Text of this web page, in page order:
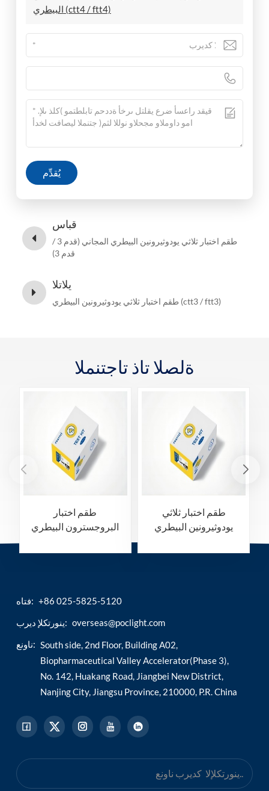
البيطري (ctt4 / ftt4)
يُقدِّم
قباس
طقم اختبار ثلاثي يودوثيرونين البيطري المجاني (قدم 3 /
قدم 3)
يلاتلا
طقم اختبار ثلاثي يودوثيرونين البيطري (ctt3 / ftt3)
ةلصلا تاذ تاجتنملا
طقم اختبار
البروجسترون البيطري
طقم اختبار ثلاثي
يودوثيرونين البيطري
فتاه: +86 025-5825-5120
ينورتكلإ ديرب: overseas@poclight.com
ناونع: South side, 2nd Floor, Building A02,
Biopharmaceutical Valley Accelerator(Phase 3),
No. 142, Huakang Road, Jiangbei New District,
Nanjing City, Jiangsu Province, 210000, P.R. China